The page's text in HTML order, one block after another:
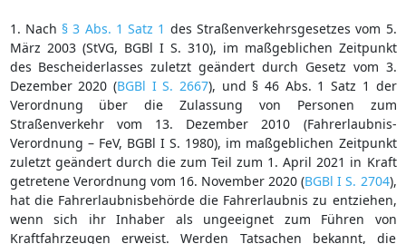
1. Nach § 3 Abs. 1 Satz 1 des Straßenverkehrsgesetzes vom 5.
März 2003 (StVG, BGBl I S. 310), im maßgeblichen Zeitpunkt
des Bescheiderlasses zuletzt geändert durch Gesetz vom 3.
Dezember 2020 (BGBl I S. 2667), und § 46 Abs. 1 Satz 1 der
Verordnung über die Zulassung von Personen zum
Straßenverkehr vom 13. Dezember 2010 (Fahrerlaubnis-
Verordnung – FeV, BGBl I S. 1980), im maßgeblichen Zeitpunkt
zuletzt geändert durch die zum Teil zum 1. April 2021 in Kraft
getretene Verordnung vom 16. November 2020 (BGBl I S. 2704),
hat die Fahrerlaubnisbehörde die Fahrerlaubnis zu entziehen,
wenn sich ihr Inhaber als ungeeignet zum Führen von
Kraftfahrzeugen erweist. Werden Tatsachen bekannt, die